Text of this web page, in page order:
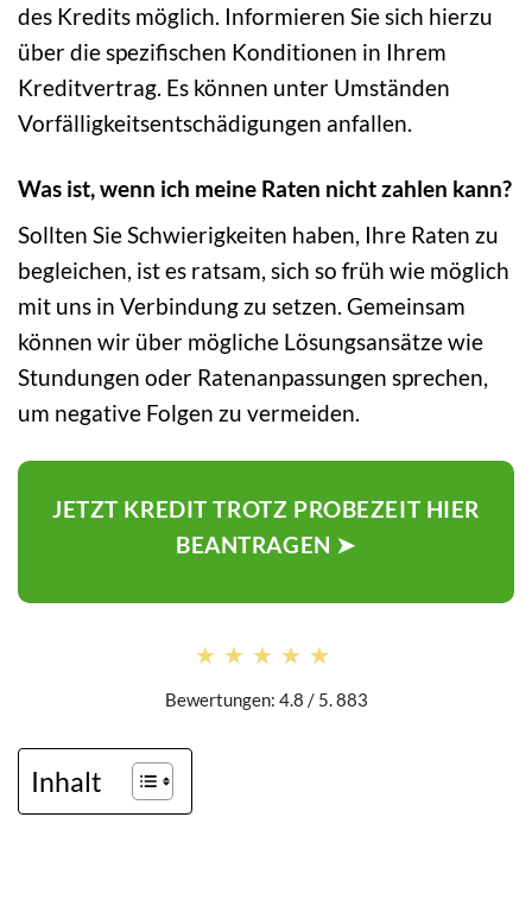
des Kredits möglich. Informieren Sie sich hierzu
über die spezifischen Konditionen in Ihrem
Kreditvertrag. Es können unter Umständen
Vorfälligkeitsentschädigungen anfallen.
Was ist, wenn ich meine Raten nicht zahlen kann?
Sollten Sie Schwierigkeiten haben, Ihre Raten zu
begleichen, ist es ratsam, sich so früh wie möglich
mit uns in Verbindung zu setzen. Gemeinsam
können wir über mögliche Lösungsansätze wie
Stundungen oder Ratenanpassungen sprechen,
um negative Folgen zu vermeiden.
JETZT KREDIT TROTZ PROBEZEIT HIER
BEANTRAGEN ➤
★★★★★
★★★★★
Bewertungen: 4.8 / 5. 883
Inhalt